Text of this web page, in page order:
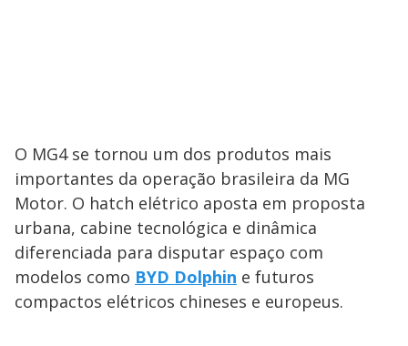
O MG4 se tornou um dos produtos mais
importantes da operação brasileira da MG
Motor. O hatch elétrico aposta em proposta
urbana, cabine tecnológica e dinâmica
diferenciada para disputar espaço com
modelos como BYD Dolphin e futuros
compactos elétricos chineses e europeus.